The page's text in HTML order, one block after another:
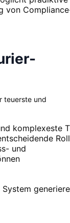
von
teuerste und
komplexeste
und